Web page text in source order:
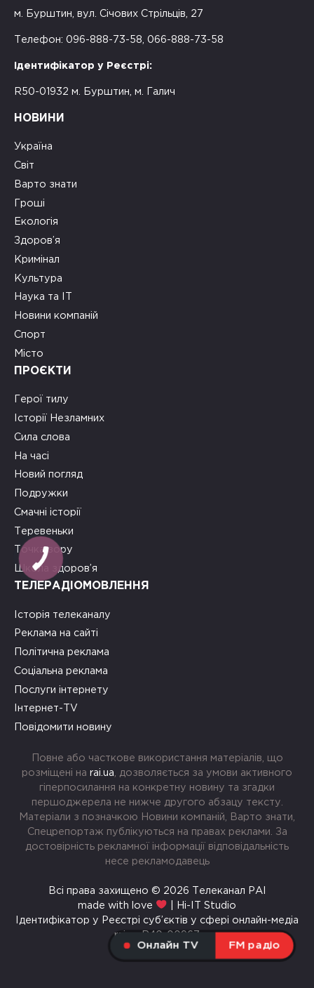
Онлайн TV FM радіо
м. Бурштин, вул. Січових Стрільців, 27
Телефон: 096-888-73-58, 066-888-73-58
Ідентифікатор у Реєстрі:
R50-01932 м. Бурштин, м. Галич
НОВИНИ
Україна
Світ
Варто знати
Гроші
Екологія
Здоров’я
Кримінал
Культура
Наука та ІТ
Новини компаній
Спорт
Місто
ПРОЄКТИ
Герої тилу
Історії Незламних
Сила слова
На часі
Новий погляд
Подружки
Смачні історії
Теревеньки
Точка зору
Школа здоров’я
ТЕЛЕРАДІОМОВЛЕННЯ
Історія телеканалу
Реклама на сайті
Політична реклама
Соціальна реклама
Послуги інтернету
Інтернет-TV
Повідомити новину
Повне або часткове використання матеріалів, що
розміщені на rai.ua , дозволяється за умови активного
гіперпосилання на конкретну новину та згадки
першоджерела не нижче другого абзацу тексту.
Матеріали з позначкою Новини компаній, Варто знати,
Спецрепортаж публікуються на правах реклами. За
достовірність рекламної інформації відповідальність
несе рекламодавець
Всі права захищено © 2026 Телеканал РАІ
made with love
| Hi-IT Studio
Ідентифікатор у Реєстрі суб’єктів у сфері онлайн-медіа
rai.ua R40-00967